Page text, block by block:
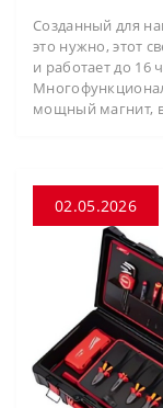
Созданный для
это нужно, этот
и работает до 16
мощный магнит,
02.05.2026